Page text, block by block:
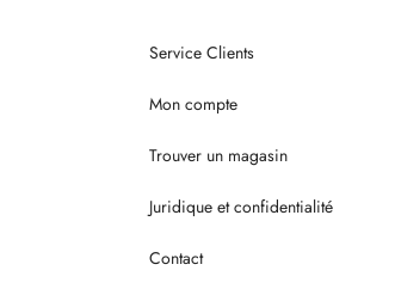
Service Clients
Mon compte
Trouver un magasin
Juridique et confidentialité
Contact